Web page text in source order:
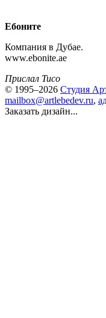
Ебоните
Компания в Дубае.
www.ebonite.ae
Прислал Tuco
© 1995–2026 Студия
mailbox@artlebedev.ru,
Заказать дизайн...